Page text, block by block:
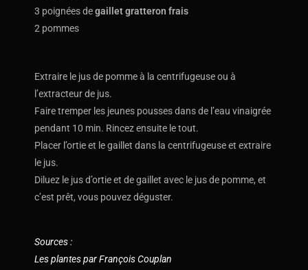
3 poignées degaillet gratteron frais
2 pommes
Extraire le jus de pomme à la centrifugeuse ou à
l’extracteur de jus.
Faire tremper les jeunes pousses dans de l’eau vinaigrée
pendant 10 min. Rincez ensuite le tout.
Placer l’ortie et le gaillet dans la centrifugeuse et extraire
le jus.
Diluez le jus d’ortie et de gaillet avec le jus de pomme, et
c’est prêt, vous pouvez déguster.
Sources :
Les plantes par François Couplan